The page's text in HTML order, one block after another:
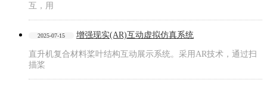
互，用
2025-07-15 增强现实(AR)互动虚拟仿真系统
直升机复合材料桨叶结构互动展示系统。采用AR技术，通过扫
描桨